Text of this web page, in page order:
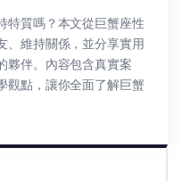
特質嗎？本文從巨蟹座性
、維持關係，並分享實用
夥伴。內容包含真實案
觀點，讓你全面了解巨蟹